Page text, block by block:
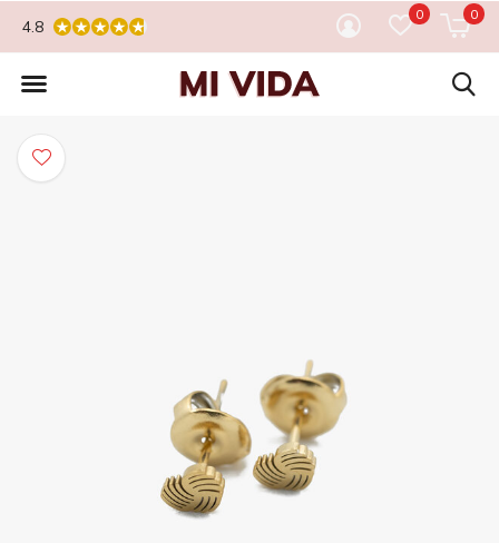
0 0
4.8